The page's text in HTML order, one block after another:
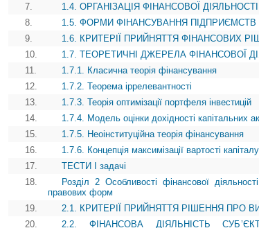
7.
1.4. ОРГАНІЗАЦІЯ ФІНАНСОВОЇ
8.
1.5. ФОРМИ ФІНАНСУВАННЯ ПІДПРИЄМСТВ
9.
1.6. КРИТЕРІЇ ПРИЙНЯТТЯ ФІНАНСОВИХ
10.
1.7. ТЕОРЕТИЧНІ ДЖЕРЕЛА ФІНАНСОВОЇ
11.
1.7.1. Класична теорія фінансування
12.
1.7.2. Теорема іррелевантності
13.
1.7.3. Теорія оптимізації портфеля інвестицій
14.
1.7.4. Модель оцінки дохідності капітальних
15.
1.7.5. Неоінституційна теорія фінансування
16.
1.7.6. Концепція максимізації вартості
17.
ТЕСТИ І задачі
18.
Розділ 2 Особливості фінансової
правових форм
19.
2.1. КРИТЕРІЇ ПРИЙНЯТТЯ РІШЕННЯ ПРО
20.
2.2. ФІНАНСОВА ДІЯЛЬНІСТЬ